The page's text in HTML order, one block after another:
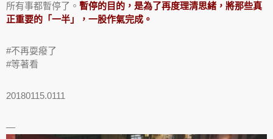
所有事都暫停了。 暫停的目的，是為了再度理清思緒，將那些真
正重要的「一半」，一股作氣完成。
#不再耍癈了
#等著看
20180115.0111
—